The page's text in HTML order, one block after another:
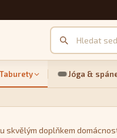
Taburety Jóga &
skvělým doplňkem